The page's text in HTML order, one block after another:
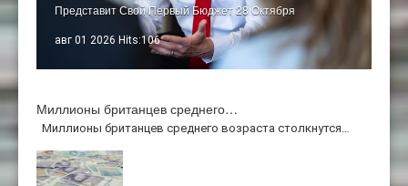
Представит Свой Первый Бюджет 28 Октября
авг 01 2026 Hits:106
Миллионы британцев среднего…
Миллионы британцев среднего возраста столкнутся…